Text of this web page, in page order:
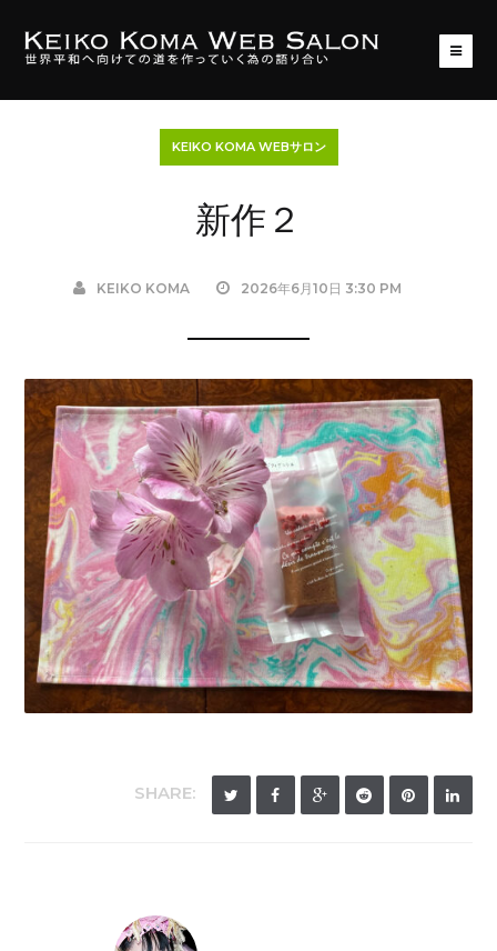
KEIKO KOMA WEBサロン
新作２
KEIKO KOMA 2026年6月10日 3:30 PM
SHARE: